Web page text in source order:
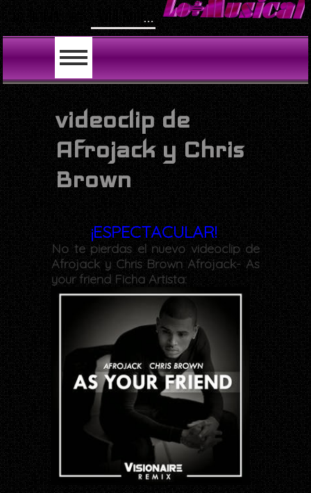
LO ÚLTIMO Will Smith se tira un temazo con India Martínez y nos deja locos: “First Love” ya está aquí y es puro fuego fino
videoclip de
Afrojack y Chris
Brown
¡ESPECTACULAR!
No te pierdas el nuevo videoclip de
Afrojack y Chris Brown Afrojack- As
your friend Ficha Artista: